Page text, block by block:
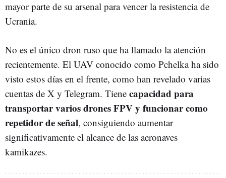
mayor parte de su arsenal para vencer la resistencia de
Ucrania.
No es el único dron ruso que ha llamado la atención
recientemente. El UAV conocido como Pchelka ha sido
visto estos días en el frente, como han revelado varias
cuentas de X y Telegram. Tiene capacidad para
transportar varios drones FPV y funcionar como
repetidor de señal, consiguiendo aumentar
significativamente el alcance de las aeronaves
kamikazes.